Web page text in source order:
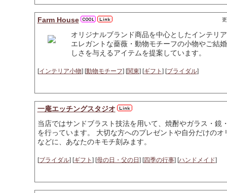
Farm House
オリジナルブランド商品を中心としたインテリ
エレガントな薔薇・動物モチーフの小物やご結
しさを与えるアイテムを提案しています。
[インテリア小物] [動物モチーフ] [関東] [ギフト ] [ブライダル]
一庵エッチングスタジオ
当店ではサンドブラスト技法を用いて、焼酎やガラス・
を行っています。 大切な方へのプレゼントや自分だけの
などに、あなたのキモチ刻みます。
[ブライダル] [ギフト ] [母の日・父の日 ] [四季の行事] [ハンドメイド]